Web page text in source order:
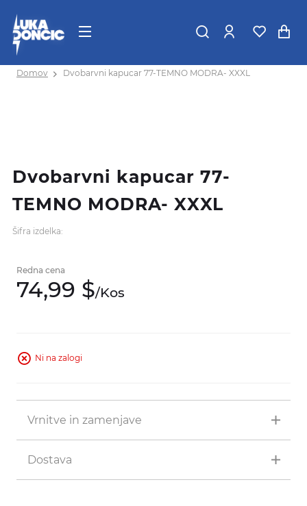
Domov Dvobarvni kapucar 77-TEMNO MODRA- XXXL
Dvobarvni kapucar 77-
TEMNO MODRA- XXXL
Šifra izdelka:
Redna cena
74,99 $/Kos
Ni na zalogi
Vrnitve in zamenjave
Dostava